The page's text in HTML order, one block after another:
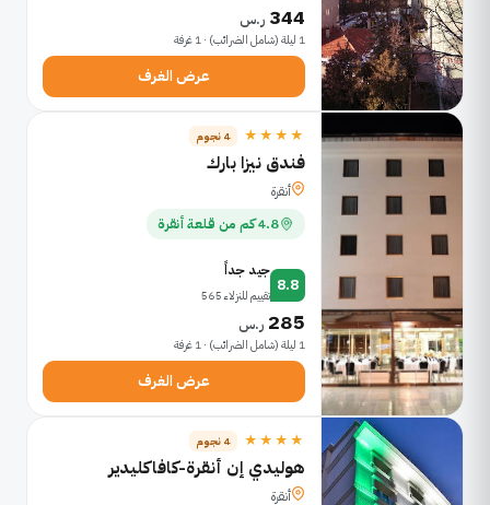
344 ر.س
1 ليلة (شامل الضرائب) · 1 غرفة
عرض الغرف
★★★★ 4 نجوم
فندق نيزا بارك
أنقرة
4.8 كم من قلعة أنقرة
8.8
جيد جداً
تقييم للنزلاء 565
285 ر.س
1 ليلة (شامل الضرائب) · 1 غرفة
عرض الغرف
★★★★ 4 نجوم
هوليدي إن أنقرة-كافاكليدير
أنقرة